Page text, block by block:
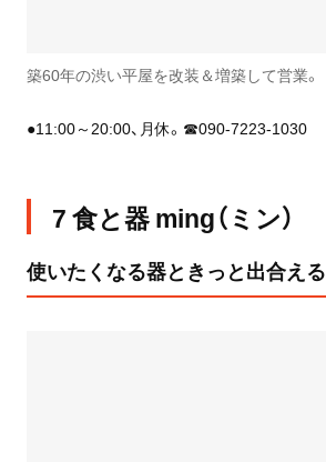
築60年の渋い平屋を改装＆増築して営業。
●11:00～20:00、月休。☎090-7223-1030
7 食と器 ming（ミン）
使いたくなる器ときっと出合える